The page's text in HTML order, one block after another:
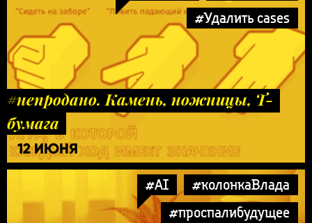
#Удалить cases
#непродано. Камень, ножницы, Т-
бумага
12 ИЮНЯ
#AI
#колонкаВлада
#проспалибудущее